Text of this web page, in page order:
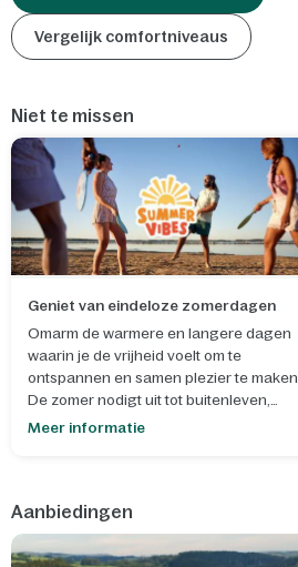
Vergelijk comfortniveaus
Niet te missen
Geniet van eindeloze zomerdagen
Omarm de warmere en langere dagen
waarin je de vrijheid voelt om te
ontspannen en samen plezier te maken.
De zomer nodigt uit tot buitenleven,
spontane momenten en het creëren van
onzezomerworkshops
iets moois maakt dat helemaal past bij
het seizoen en zorgt voor een extra
Meer informatie
Aanbiedingen